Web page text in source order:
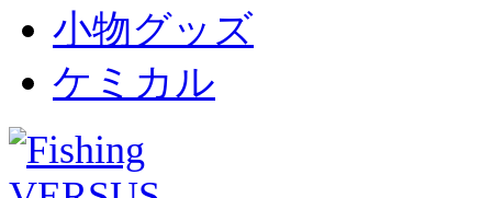
小物グッズ
ケミカル